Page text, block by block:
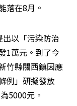
落在8月。
以「污染防治
1萬元。到了今
竹縣關西鎮因應
例」研擬發放
5000元。